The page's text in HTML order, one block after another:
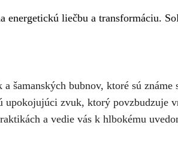
energetickú liečbu a transformáciu.
šamanských bubnov, ktoré sú
zvuk, ktorý povzbudzuje
a vedie vás k hlbokému